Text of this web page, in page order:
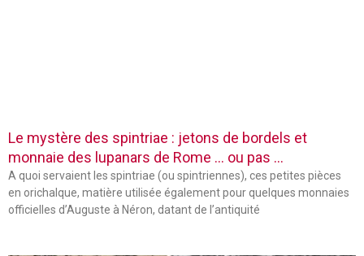
Le mystère des spintriae : jetons de bordels et
monnaie des lupanars de Rome … ou pas …
A quoi servaient les spintriae (ou spintriennes), ces petites pièces
en orichalque, matière utilisée également pour quelques monnaies
officielles d’Auguste à Néron, datant de l’antiquité